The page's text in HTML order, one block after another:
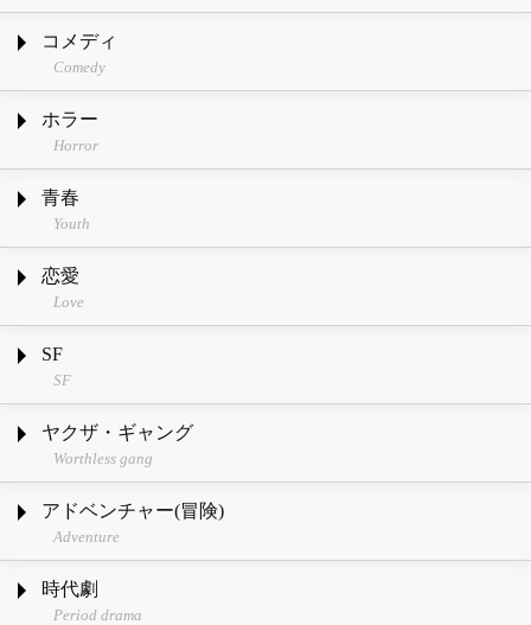
コメディ
Comedy
ホラー
Horror
青春
Youth
恋愛
Love
SF
SF
ヤクザ・ギャング
Worthless gang
アドベンチャー(冒険)
Adventure
時代劇
Period drama